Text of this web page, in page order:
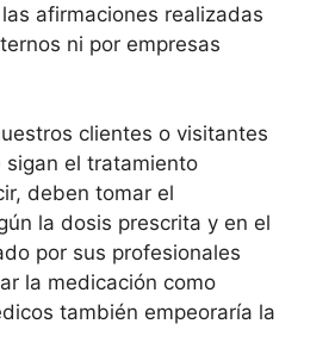
afirmaciones realizadas
ni por empresas
clientes o visitantes
el tratamiento
deben tomar el
la dosis prescrita y en el
por sus profesionales
la medicación como
también empeoraría la